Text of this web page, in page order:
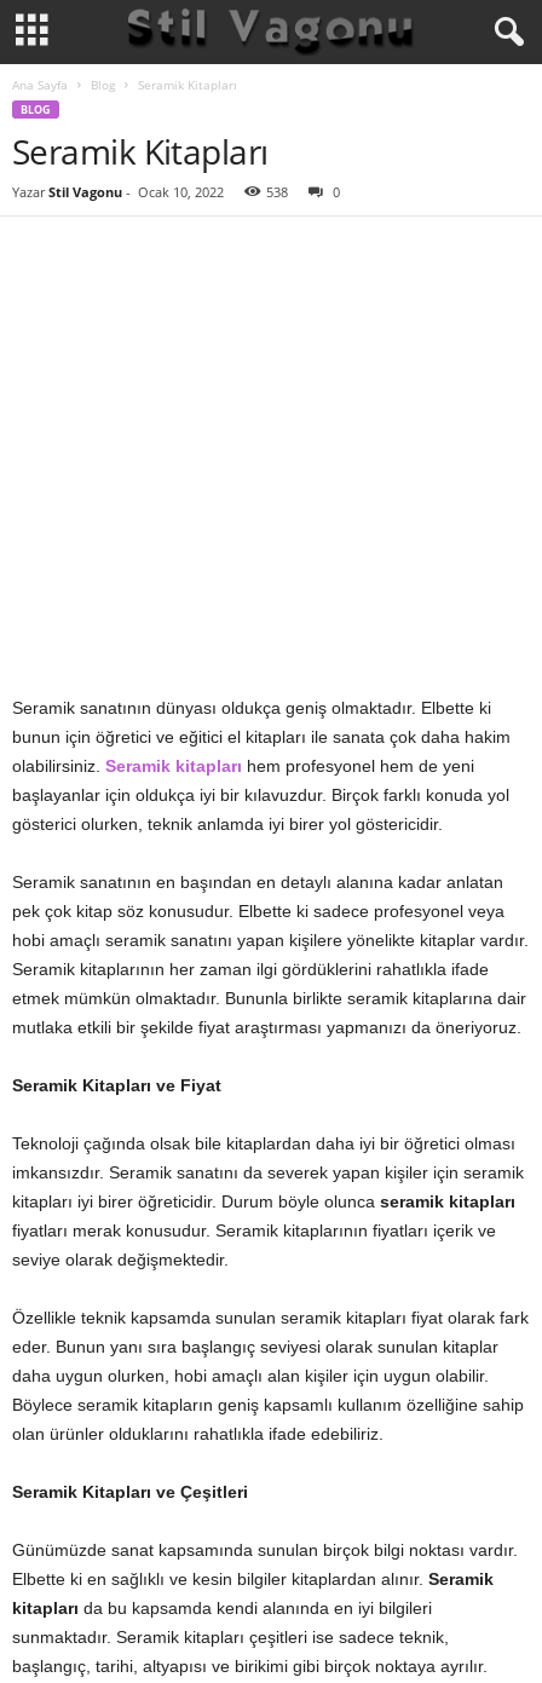
Ana Sayfa Blog Seramik Kitapları
BLOG
Seramik Kitapları
Yazar Stil Vagonu - Ocak 10, 2022 538 0
Seramik sanatının dünyası oldukça geniş olmaktadır. Elbette ki
bunun için öğretici ve eğitici el kitapları ile sanata çok daha hakim
olabilirsiniz. Seramik kitapları hem profesyonel hem de yeni
başlayanlar için oldukça iyi bir kılavuzdur. Birçok farklı konuda yol
gösterici olurken, teknik anlamda iyi birer yol göstericidir.
Seramik sanatının en başından en detaylı alanına kadar anlatan
pek çok kitap söz konusudur. Elbette ki sadece profesyonel veya
hobi amaçlı seramik sanatını yapan kişilere yönelikte kitaplar vardır.
Seramik kitaplarının her zaman ilgi gördüklerini rahatlıkla ifade
etmek mümkün olmaktadır. Bununla birlikte seramik kitaplarına dair
mutlaka etkili bir şekilde fiyat araştırması yapmanızı da öneriyoruz.
Seramik Kitapları ve Fiyat
Teknoloji çağında olsak bile kitaplardan daha iyi bir öğretici olması
imkansızdır. Seramik sanatını da severek yapan kişiler için seramik
kitapları iyi birer öğreticidir. Durum böyle olunca seramik kitapları
fiyatları merak konusudur. Seramik kitaplarının fiyatları içerik ve
seviye olarak değişmektedir.
Özellikle teknik kapsamda sunulan seramik kitapları fiyat olarak fark
eder. Bunun yanı sıra başlangıç seviyesi olarak sunulan kitaplar
daha uygun olurken, hobi amaçlı alan kişiler için uygun olabilir.
Böylece seramik kitapların geniş kapsamlı kullanım özelliğine sahip
olan ürünler olduklarını rahatlıkla ifade edebiliriz.
Seramik Kitapları ve Çeşitleri
Günümüzde sanat kapsamında sunulan birçok bilgi noktası vardır.
Elbette ki en sağlıklı ve kesin bilgiler kitaplardan alınır. Seramik
kitapları da bu kapsamda kendi alanında en iyi bilgileri
sunmaktadır. Seramik kitapları çeşitleri ise sadece teknik,
başlangıç, tarihi, altyapısı ve birikimi gibi birçok noktaya ayrılır.